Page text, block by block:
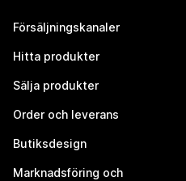
Försäljningskanaler
Hitta produkter
Sälja produkter
Order och leverans
Butiksdesign
Marknadsföring och